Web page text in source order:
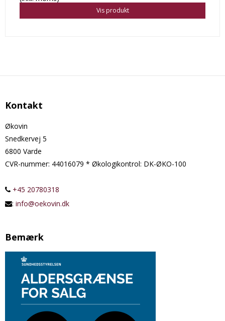
Vis produkt
Kontakt
Økovin
Snedkervej 5
6800 Varde
CVR-nummer: 44016079 * Økologikontrol: DK-ØKO-100
+45 20780318
: info@oekovin.dk
Bemærk